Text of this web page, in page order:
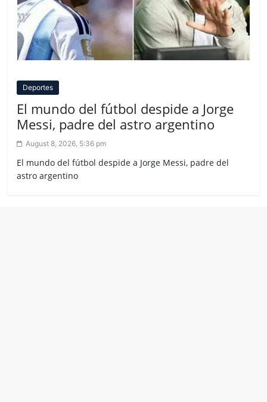
Deportes
El mundo del fútbol despide a Jorge
Messi, padre del astro argentino
August 8, 2026, 5:36 pm
El mundo del fútbol despide a Jorge Messi, padre del
astro argentino